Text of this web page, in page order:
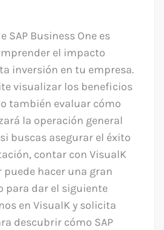
SAP Business One es
el impacto
inversión en tu empresa.
visualizar los beneficios
también evaluar cómo
la operación general
buscas asegurar el éxito
contar con VisualK
hacer una gran
para dar el siguiente
en VisualK y solicita
descubrir cómo SAP